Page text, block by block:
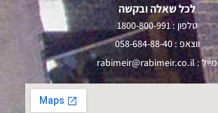
לכל שאלה ובקשה
טלפון :1800-800-991
ווצאפ :058-684-88-40
מייל :rabimeir@rabimeir.co.il